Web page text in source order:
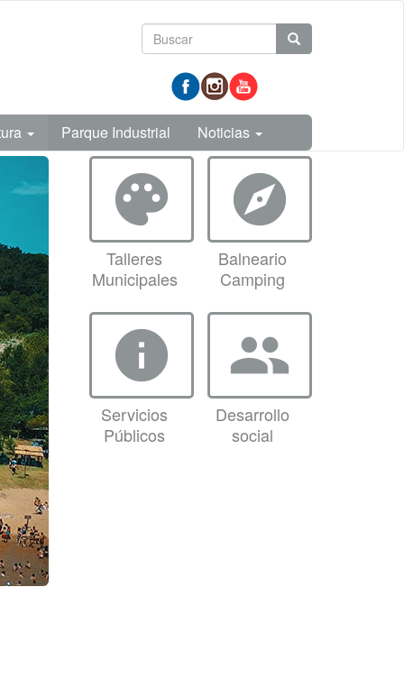
Formulario
de
búsqueda
Parque Industrial Noticias
palette
Talleres
Municipales
explore
Balneario
Camping
info
Servicios
Públicos
group
Desarrollo
social